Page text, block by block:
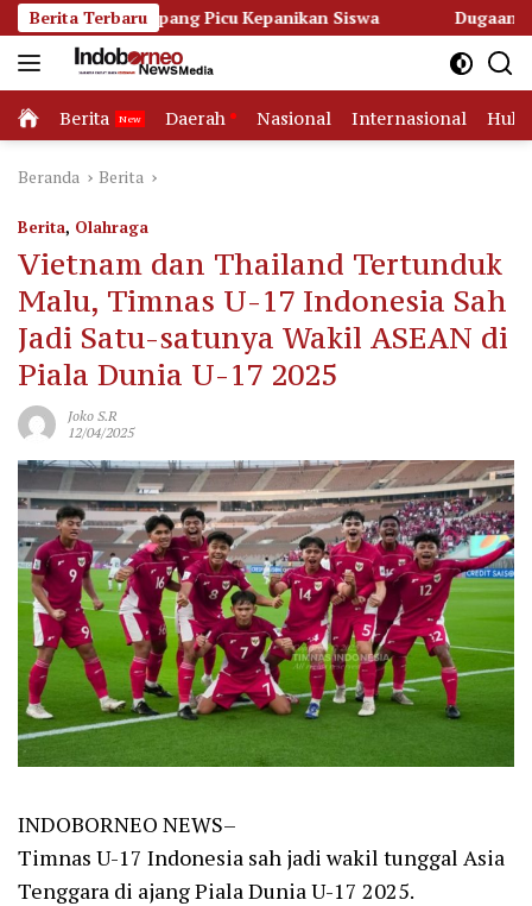
Langsung
ke
konten
Berita Terbaru
Picu Kepanikan Siswa Dugaan Korupsi Dana
Home
Berita Daerah Nasional Internasional
Beranda Berita
Berita, Olahraga
Vietnam dan Thailand Tertunduk
Malu, Timnas U-17 Indonesia Sah
Jadi Satu-satunya Wakil ASEAN di
Piala Dunia U-17 2025
Joko S.R
12/04/2025
INDOBORNEO NEWS–
Timnas U-17 Indonesia sah jadi wakil tunggal Asia
Tenggara di ajang Piala Dunia U-17 2025.